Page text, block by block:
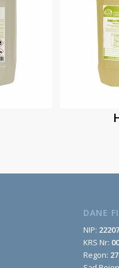
DANE
NIP:
KRS Nr:
Regon: